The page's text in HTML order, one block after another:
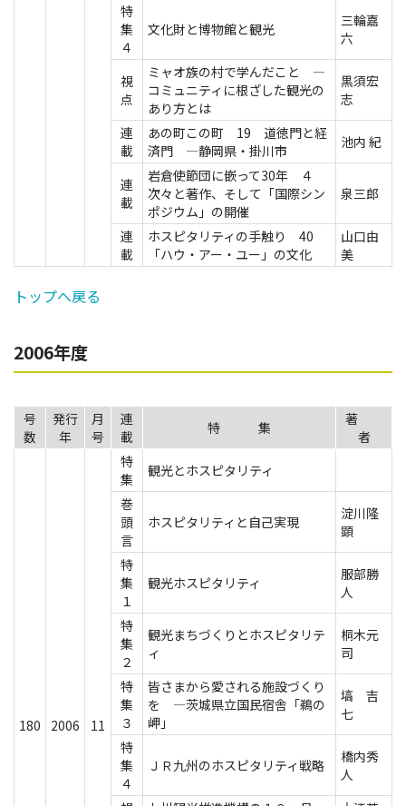
特
集
４
文化財と博物館と観光
三輪嘉
六
視
点
ミャオ族の村で学んだこと ―
コミュニティに根ざした観光の
あり方とは
黒須宏
志
連
載
あの町この町 19 道徳門と経
済門 ―静岡県・掛川市
池内 紀
連
載
岩倉使節団に嵌って30年 ４
次々と著作、そして「国際シン
ポジウム」の開催
泉三郎
連
載
ホスピタリティの手触り 40
「ハウ・アー・ユー」の文化
山口由
美
トップへ戻る
2006年度
号
数
発行
年
月
号
連
載
特 集
著
者
180 2006 11
特
集
観光とホスピタリティ
巻
頭
言
ホスピタリティと自己実現
淀川隆
顕
特
集
１
観光ホスピタリティ
服部勝
人
特
集
２
観光まちづくりとホスピタリテ
ィ
桐木元
司
特
集
３
皆さまから愛される施設づくり
を ―茨城県立国民宿舎「鵜の
岬」
塙 吉
七
特
集
４
ＪＲ九州のホスピタリティ戦略
橋内秀
人